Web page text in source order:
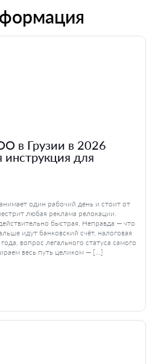
в Грузии в 2026
инструкция для
один рабочий день и стоит от
любая реклама релокации.
быстрая. Неправда — что
идут банковский счёт, налоговая
вопрос легального статуса самого
весь путь целиком — […]